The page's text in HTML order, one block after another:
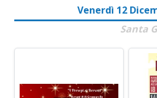
Venerdì 12
Santa